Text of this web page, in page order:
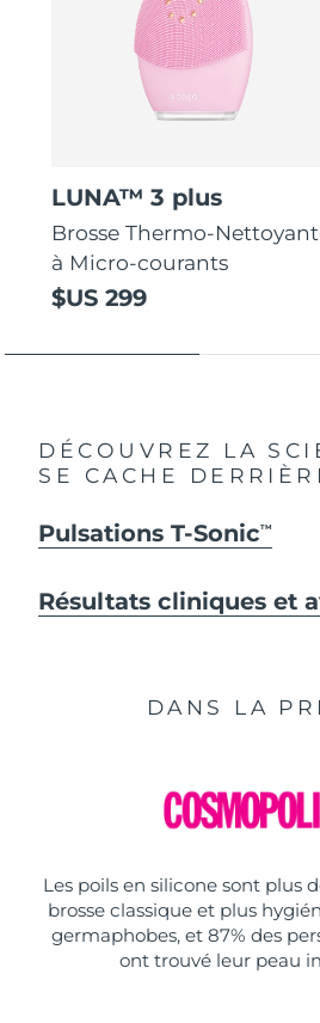
LUNA™ 3 plus
Brosse Thermo-
à Micro-courants
$US 299
DÉCOUVREZ LA
SE CACHE
Pulsations T-SonicTM
Résultats cliniques et
DANS LA
Les poils en silicone sont plus
brosse classique et plus
germaphobes, et 87% des
ont trouvé leur peau